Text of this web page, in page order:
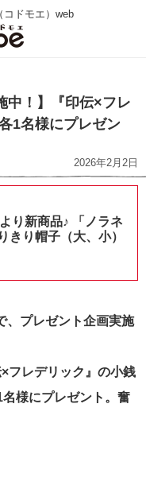
コドモエ）web
中！】『印伝×フレ
1名様にプレゼン
2026年2月2日
り新商品♪ 「ノラネ
きり帽子（大、小）
、プレゼント企画実施
フレデリック』の小銭
様にプレゼント。奮